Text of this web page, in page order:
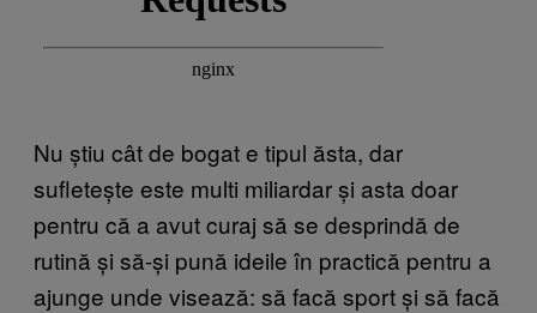
Nu știu cât de bogat e tipul ăsta, dar
sufletește este multi miliardar și asta doar
pentru că a avut curaj să se desprindă de
rutină și să-și pună ideile în practică pentru a
ajunge unde visează: să facă sport și să facă